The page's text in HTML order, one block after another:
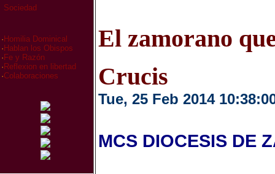
Sociedad
· Homilia Dominical
· Hablan los Obispos
· Fe y Razón
· Reflexion en libertad
·Colaboraciones
El zamorano que
Crucis
Tue, 25 Feb 2014
MCS DIOCESIS DE